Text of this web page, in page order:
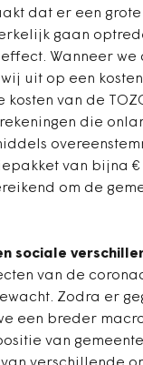
dat er een
gaan
Wanneer
uit op een
kosten van de
die
van bijna
om de
sociale
van de
Zodra er
een breder
van